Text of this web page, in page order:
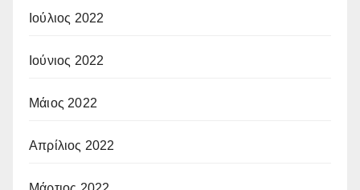
Ιούλιος 2022
Ιούνιος 2022
Μάιος 2022
Απρίλιος 2022